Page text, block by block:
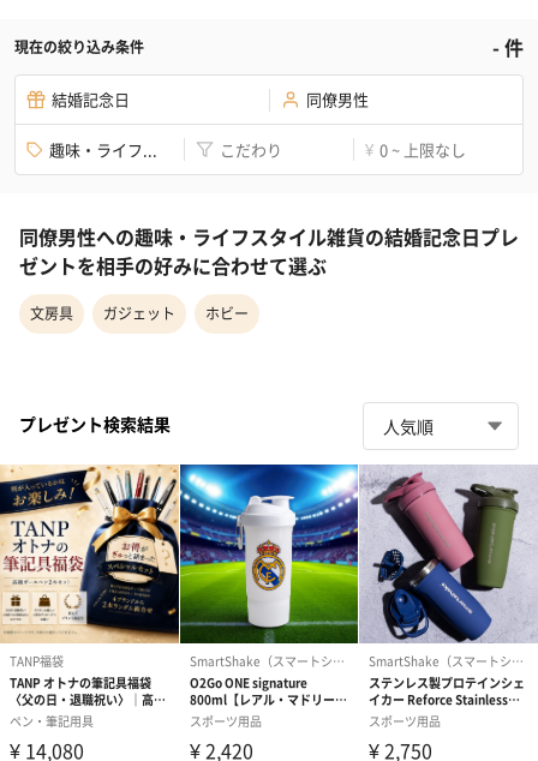
現在の絞り込み条件 -件
結婚記念日 同僚男性
趣味・ライフ... こだわり ¥ 0 ~ 上限なし
同僚男性への趣味・ライフスタイル雑貨の結婚記念日プレ
ゼントを相手の好みに合わせて選ぶ
文房具 ガジェット ホビー
プレゼント検索結果